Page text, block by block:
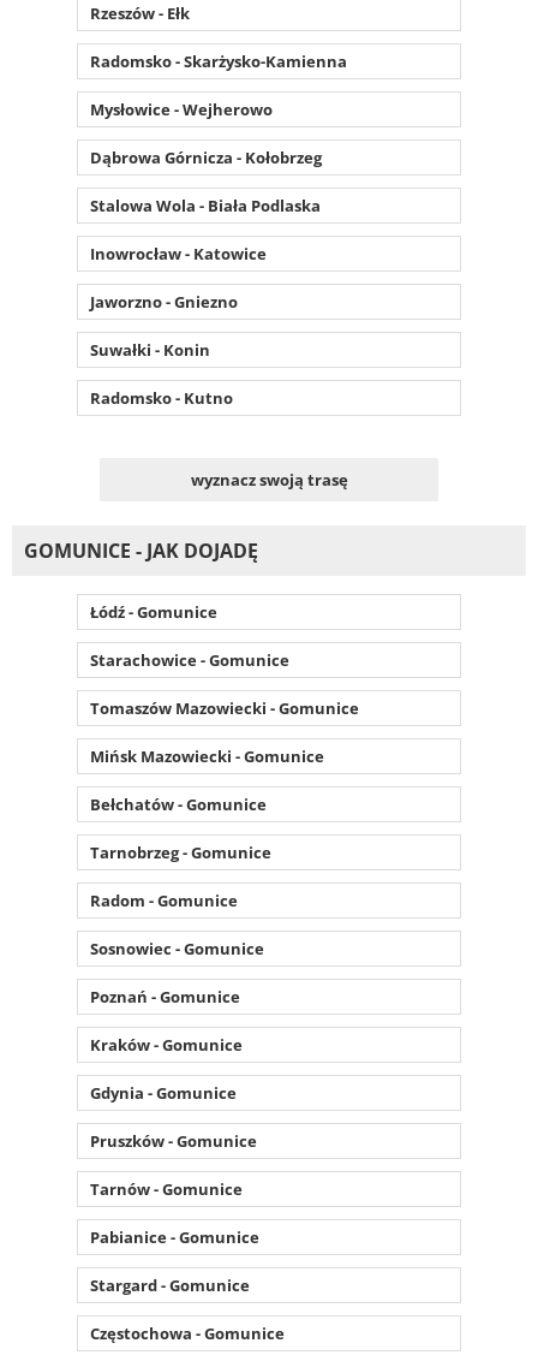
Rzeszów - Ełk
Radomsko - Skarżysko-Kamienna
Mysłowice - Wejherowo
Dąbrowa Górnicza - Kołobrzeg
Stalowa Wola - Biała Podlaska
Inowrocław - Katowice
Jaworzno - Gniezno
Suwałki - Konin
Radomsko - Kutno
wyznacz swoją trasę
GOMUNICE - JAK DOJADĘ
Łódź - Gomunice
Starachowice - Gomunice
Tomaszów Mazowiecki - Gomunice
Mińsk Mazowiecki - Gomunice
Bełchatów - Gomunice
Tarnobrzeg - Gomunice
Radom - Gomunice
Sosnowiec - Gomunice
Poznań - Gomunice
Kraków - Gomunice
Gdynia - Gomunice
Pruszków - Gomunice
Tarnów - Gomunice
Pabianice - Gomunice
Stargard - Gomunice
Częstochowa - Gomunice